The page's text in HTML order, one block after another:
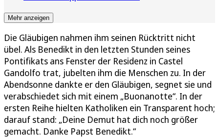
Mehr anzeigen
Die Gläubigen nahmen ihm seinen Rücktritt nicht
übel. Als Benedikt in den letzten Stunden seines
Pontifikats ans Fenster der Residenz in Castel
Gandolfo trat, jubelten ihm die Menschen zu. In der
Abendsonne dankte er den Gläubigen, segnet sie und
verabschiedet sich mit einem „Buonanotte“. In der
ersten Reihe hielten Katholiken ein Transparent hoch;
darauf stand: „Deine Demut hat dich noch größer
gemacht. Danke Papst Benedikt.“